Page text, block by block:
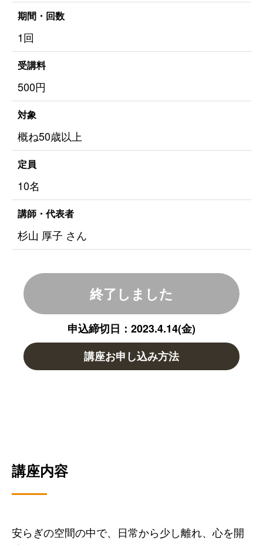
講座内容
安らぎの空間の中で、日常から少し離れ、心を開
期間・回数
1回
受講料
500円
対象
概ね50歳以上
定員
10名
講師・代表者
杉山 厚子 さん
終了しました
申込締切日：2023.4.14(金)
講座お申し込み方法